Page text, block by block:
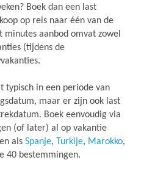
Boek dan een last
op reis naar één van de
aanbod omvat zowel
(tijdens de
typisch in een periode van
maar er zijn ook last
Boek eenvoudig via
(of later) al op vakantie
als Spanje, Turkije, Marokko,
40 bestemmingen.